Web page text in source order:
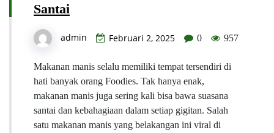
Santai
admin Februari 2, 2025 0 957
Makanan manis selalu memiliki tempat tersendiri di
hati banyak orang Foodies. Tak hanya enak,
makanan manis juga sering kali bisa bawa suasana
santai dan kebahagiaan dalam setiap gigitan. Salah
satu makanan manis yang belakangan ini viral di